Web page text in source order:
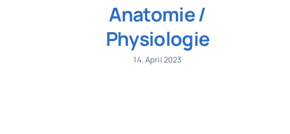
Anatomie /
Physiologie
14. April 2023